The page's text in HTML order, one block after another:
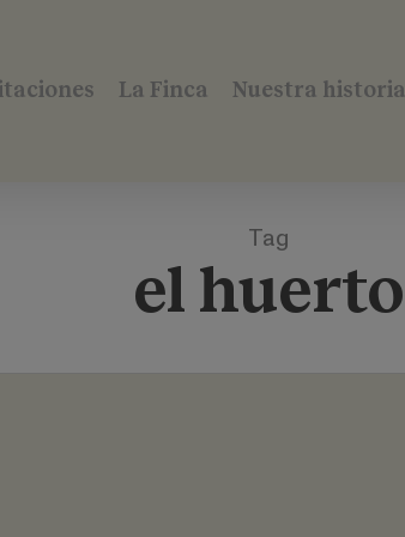
La Finca Nuestra historia
Tag
el huerto